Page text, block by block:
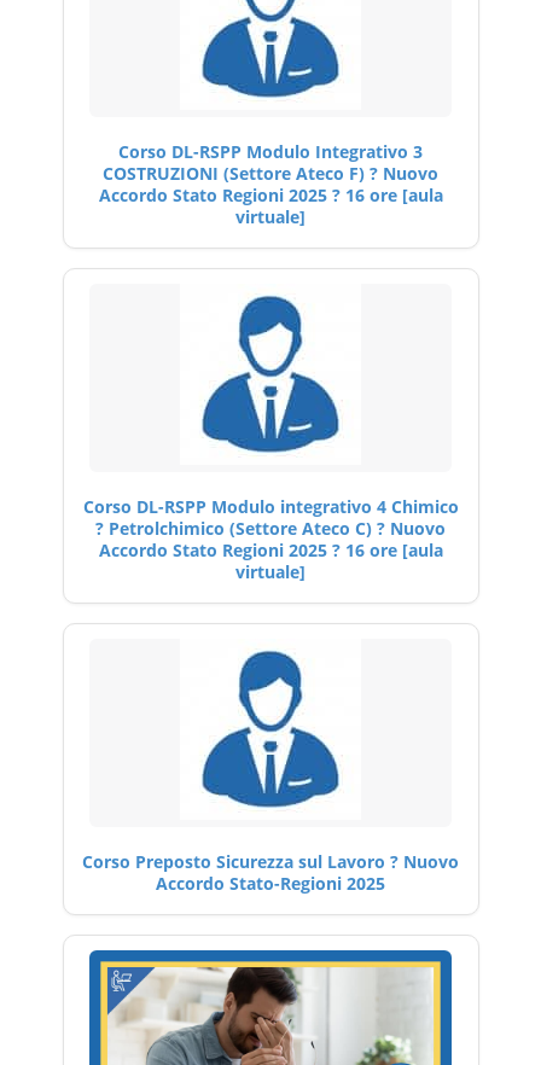
Corso DL-RSPP Modulo Integrativo 3
COSTRUZIONI (Settore Ateco F) ? Nuovo
Accordo Stato Regioni 2025 ? 16 ore [aula
virtuale]
Corso DL-RSPP Modulo integrativo 4 Chimico
? Petrolchimico (Settore Ateco C) ? Nuovo
Accordo Stato Regioni 2025 ? 16 ore [aula
virtuale]
Corso Preposto Sicurezza sul Lavoro ? Nuovo
Accordo Stato-Regioni 2025